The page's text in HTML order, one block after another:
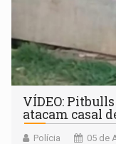
VÍDEO:
atacam casal
Polícia 05 de